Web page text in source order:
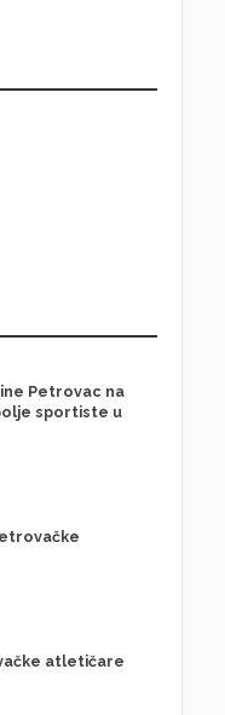
Petrovac na
sportiste u
atletičare